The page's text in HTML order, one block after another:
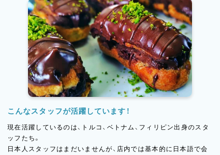
ルコの家庭に欠かせない輸入食材も販売しており、まるで“日本の
中の小さなトルコ”のような空間が広がります。
トルコ人のお客様を中心に、朝の焼きたてパンを求めて訪れる人
や、夜にゆっくりカフェタイムを楽しむ人など、一日を通して賑わ
いの絶えないお店です。百貨店催事や全国発送にも対応し、今で
は中京圏にとどまらず、日本中にファンを持つブランドへと成長
を遂げています。
こんなスタッフが活躍しています！
現在活躍しているのは、トルコ、ベトナム、フィリピン出身のスタ
ッフたち。
日本人スタッフはまだいませんが、店内では基本的に日本語で会